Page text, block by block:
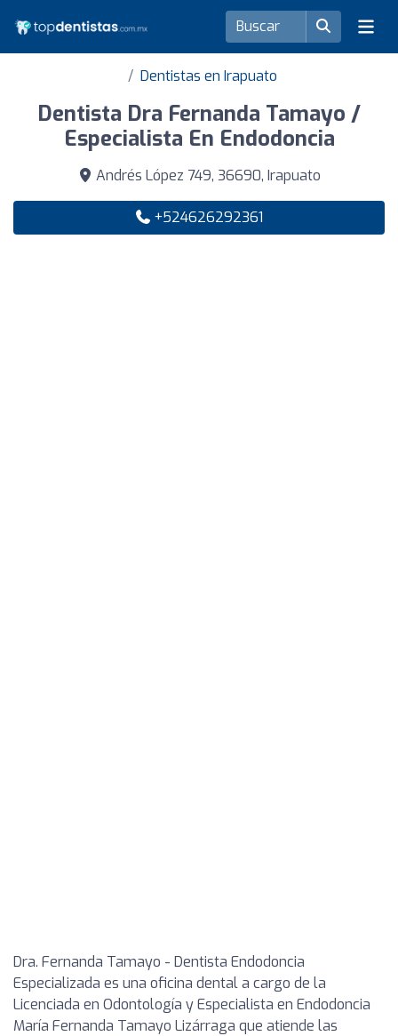
Dentistas en Irapuato
Dentista Dra Fernanda Tamayo /
Especialista En Endodoncia
Andrés López 749, 36690, Irapuato
+524626292361
Dra. Fernanda Tamayo - Dentista Endodoncia
Especializada es una oficina dental a cargo de la
Licenciada en Odontología y Especialista en Endodoncia
María Fernanda Tamayo Lizárraga que atiende las